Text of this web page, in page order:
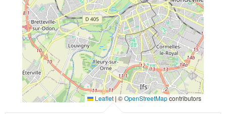
Leaflet | ©OpenStreetMapcontributors